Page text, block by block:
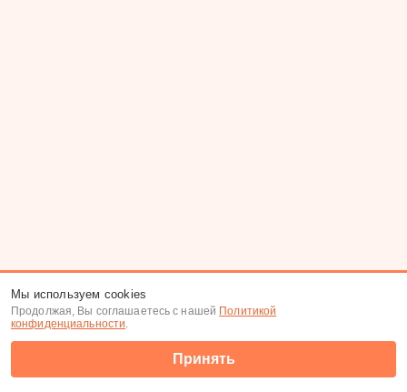
Мы используем cookies
Продолжая, Вы соглашаетесь с нашей Политикой
конфиденциальности.
Принять